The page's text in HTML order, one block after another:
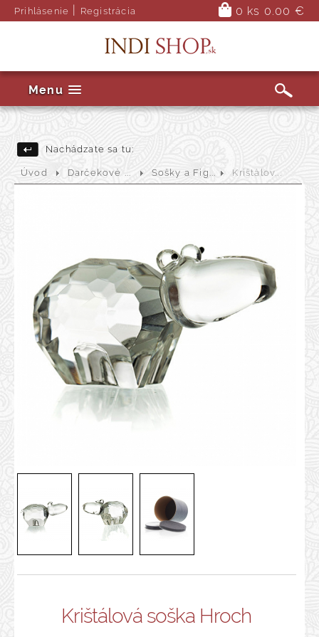
Prihlásenie Registrácia 0 ks 0.00 €
Menu
Nachádzate sa tu:
Úvod Darčekové ... Sošky a Fig... Krištálov...
Krištálová soška Hroch